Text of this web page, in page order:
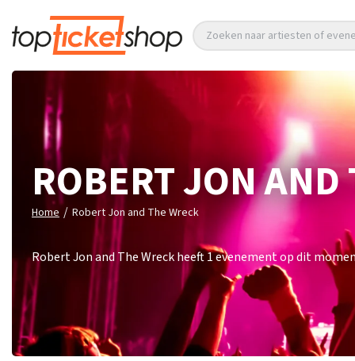
Zoeken naar artiesten of
ROBERT JON AND
Home / Robert Jon and The Wreck
Robert Jon and The Wreck heeft 1 evenement op dit